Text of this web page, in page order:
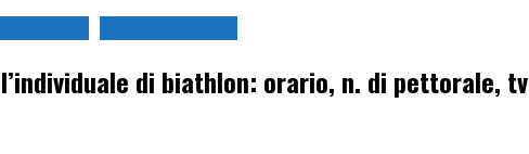
di biathlon: orario, n. di pettorale, tv